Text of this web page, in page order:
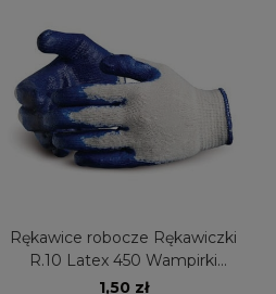
Rękawice robocze Rękawiczki
R.10 Latex 450 Wampirki
Niebieskie
1,50 zł